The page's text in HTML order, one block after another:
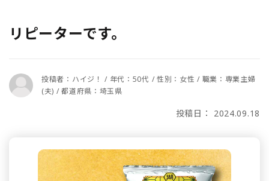
リピーターです。
投稿者：ハイジ！ / 年代：50代 / 性別：女性 / 職業：専業主婦
(夫) / 都道府県：埼玉県
投稿日： 2024.09.18